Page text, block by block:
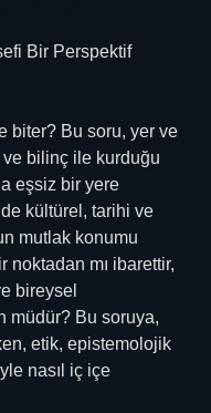
Bir Perspektif
biter? Bu soru, yer ve
ve bilinç ile kurduğu
eşsiz bir yere
kültürel, tarihi ve
mutlak konumu
mı ibarettir,
bireysel
müdür? Bu soruya,
etik, epistemolojik
nasıl iç içe